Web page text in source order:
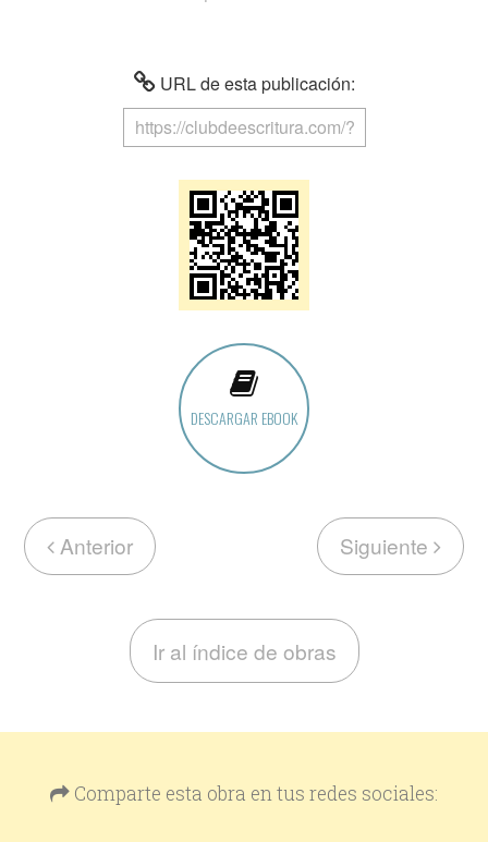
URL de esta publicación:
DESCARGAR EBOOK
Anterior Siguiente
Ir al índice de obras
Comparte esta obra en tus redes sociales: